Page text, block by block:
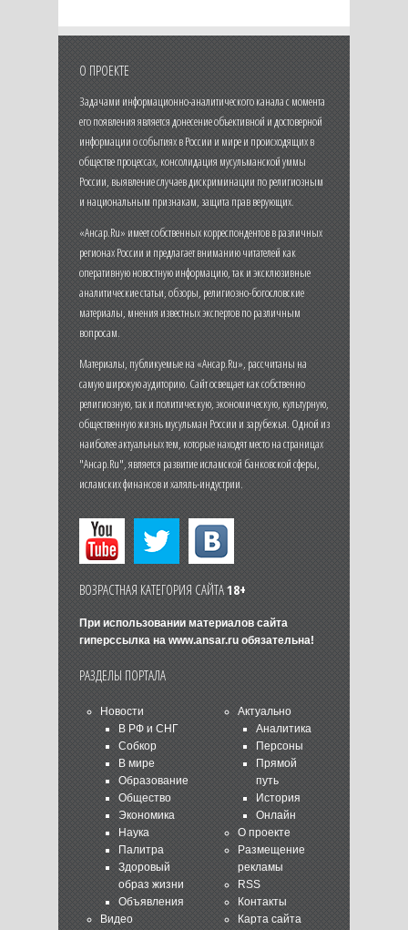
О ПРОЕКТЕ
Задачами информационно-аналитического канала с момента
его появления является донесение объективной и достоверной
информации о событиях в России и мире и происходящих в
обществе процессах, консолидация мусульманской уммы
России, выявление случаев дискриминации по религиозным
и национальным признакам, защита прав верующих.
«Ансар.Ru» имеет собственных корреспондентов в различных
регионах России и предлагает вниманию читателей как
оперативную новостную информацию, так и эксклюзивные
аналитические статьи, обзоры, религиозно-богословские
материалы, мнения известных экспертов по различным
вопросам.
Материалы, публикуемые на «Ансар.Ru», рассчитаны на
самую широкую аудиторию. Сайт освещает как собственно
религиозную, так и политическую, экономическую, культурную,
общественную жизнь мусульман России и зарубежья. Одной из
наиболее актуальных тем, которые находят место на страницах
"Ансар.Ru", является развитие исламской банковской сферы,
исламских финансов и халяль-индустрии.
ВОЗРАСТНАЯ КАТЕГОРИЯ САЙТА18+
При использовании материалов сайта
гиперссылка на www.ansar.ruобязательна!
РАЗДЕЛЫ ПОРТАЛА
Новости
В РФ и СНГ
Собкор
В мире
Образование
Общество
Экономика
Наука
Палитра
Здоровый
образ жизни
Объявления
Видео
Актуально
Аналитика
Персоны
Прямой
путь
История
Онлайн
О проекте
Размещение
рекламы
RSS
Контакты
Карта сайта